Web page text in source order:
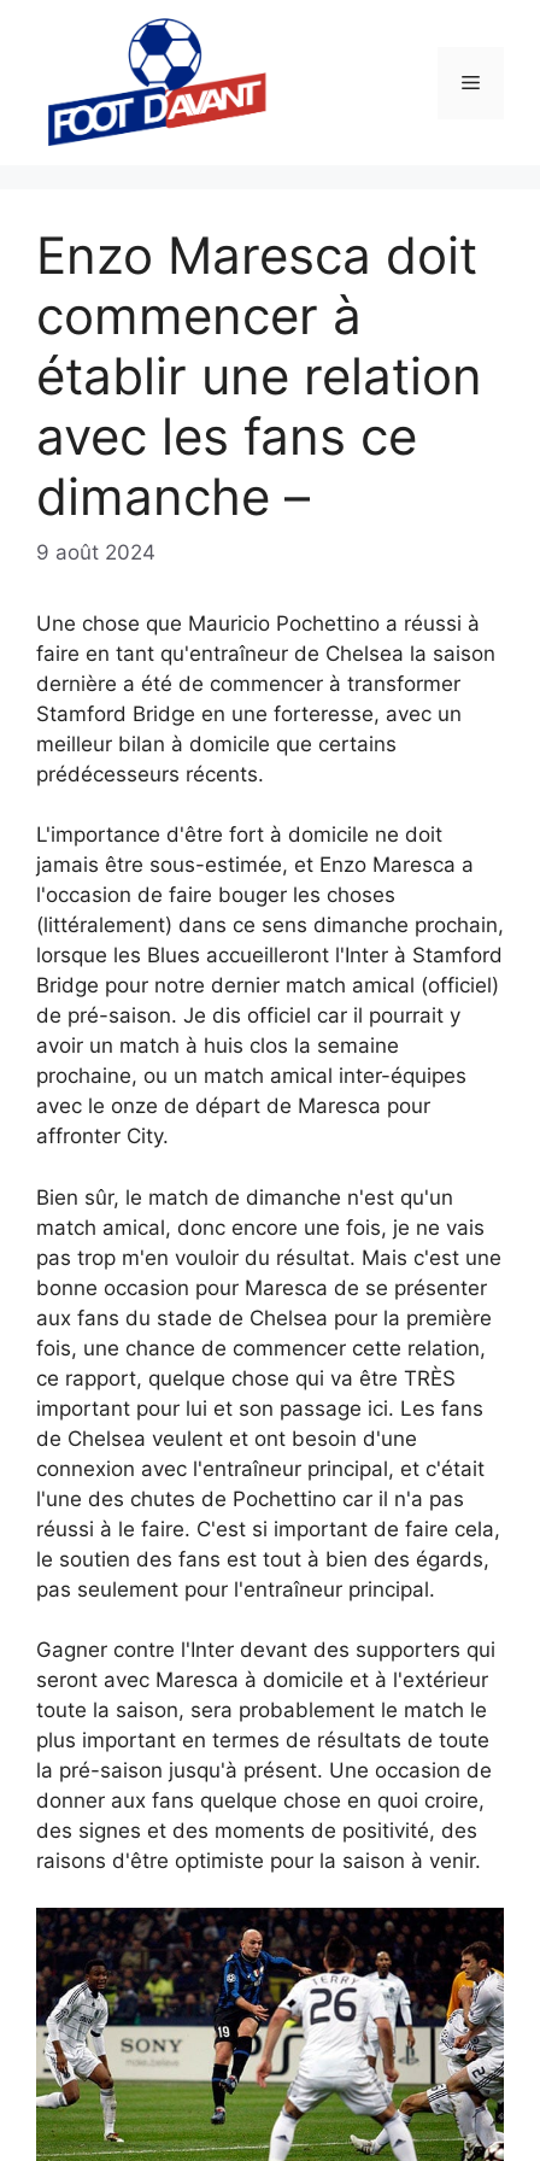
Menu
Enzo Maresca doit
commencer à
établir une relation
avec les fans ce
dimanche –
9 août 2024
Une chose que Mauricio Pochettino a réussi à
faire en tant qu'entraîneur de Chelsea la saison
dernière a été de commencer à transformer
Stamford Bridge en une forteresse, avec un
meilleur bilan à domicile que certains
prédécesseurs récents.
L'importance d'être fort à domicile ne doit
jamais être sous-estimée, et Enzo Maresca a
l'occasion de faire bouger les choses
(littéralement) dans ce sens dimanche prochain,
lorsque les Blues accueilleront l'Inter à Stamford
Bridge pour notre dernier match amical (officiel)
de pré-saison. Je dis officiel car il pourrait y
avoir un match à huis clos la semaine
prochaine, ou un match amical inter-équipes
avec le onze de départ de Maresca pour
affronter City.
Bien sûr, le match de dimanche n'est qu'un
match amical, donc encore une fois, je ne vais
pas trop m'en vouloir du résultat. Mais c'est une
bonne occasion pour Maresca de se présenter
aux fans du stade de Chelsea pour la première
fois, une chance de commencer cette relation,
ce rapport, quelque chose qui va être TRÈS
important pour lui et son passage ici. Les fans
de Chelsea veulent et ont besoin d'une
connexion avec l'entraîneur principal, et c'était
l'une des chutes de Pochettino car il n'a pas
réussi à le faire. C'est si important de faire cela,
le soutien des fans est tout à bien des égards,
pas seulement pour l'entraîneur principal.
Gagner contre l'Inter devant des supporters qui
seront avec Maresca à domicile et à l'extérieur
toute la saison, sera probablement le match le
plus important en termes de résultats de toute
la pré-saison jusqu'à présent. Une occasion de
donner aux fans quelque chose en quoi croire,
des signes et des moments de positivité, des
raisons d'être optimiste pour la saison à venir.